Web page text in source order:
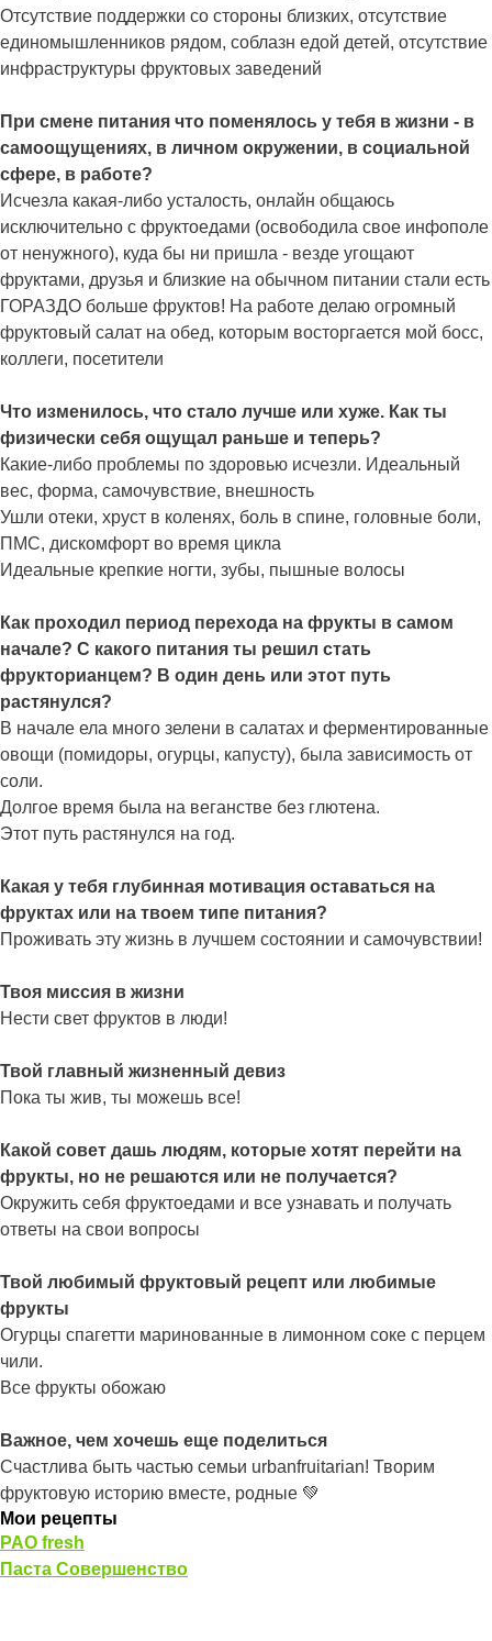
Отсутствие поддержки со стороны близких, отсутствие
единомышленников рядом, соблазн едой детей, отсутствие
инфраструктуры фруктовых заведений
При смене питания что поменялось у тебя в жизни - в
самоощущениях, в личном окружении, в социальной
сфере, в работе?
Исчезла какая-либо усталость, онлайн общаюсь
исключительно с фруктоедами (освободила свое инфополе
от ненужного), куда бы ни пришла - везде угощают
фруктами, друзья и близкие на обычном питании стали есть
ГОРАЗДО больше фруктов! На работе делаю огромный
фруктовый салат на обед, которым восторгается мой босс,
коллеги, посетители
Что изменилось, что стало лучше или хуже. Как ты
физически себя ощущал раньше и теперь?
Какие-либо проблемы по здоровью исчезли. Идеальный
вес, форма, самочувствие, внешность
Ушли отеки, хруст в коленях, боль в спине, головные боли,
ПМС, дискомфорт во время цикла
Идеальные крепкие ногти, зубы, пышные волосы
Как проходил период перехода на фрукты в самом
начале? С какого питания ты решил стать
фрукторианцем? В один день или этот путь
растянулся?
В начале ела много зелени в салатах и ферментированные
овощи (помидоры, огурцы, капусту), была зависимость от
соли.
Долгое время была на веганстве без глютена.
Этот путь растянулся на год.
Какая у тебя глубинная мотивация оставаться на
фруктах или на твоем типе питания?
Проживать эту жизнь в лучшем состоянии и самочувствии!
Твоя миссия в жизни
Нести свет фруктов в люди!
Твой главный жизненный девиз
Пока ты жив, ты можешь все!
Какой совет дашь людям, которые хотят перейти на
фрукты, но не решаются или не получается?
Окружить себя фруктоедами и все узнавать и получать
ответы на свои вопросы
Твой любимый фруктовый рецепт или любимые
фрукты
Огурцы спагетти маринованные в лимонном соке с перцем
чили.
Все фрукты обожаю
Важное, чем хочешь еще поделиться
Счастлива быть частью семьи urbanfruitarian! Творим
фруктовую историю вместе, родные 💚
Мои рецепты
PAO fresh
Паста Совершенство